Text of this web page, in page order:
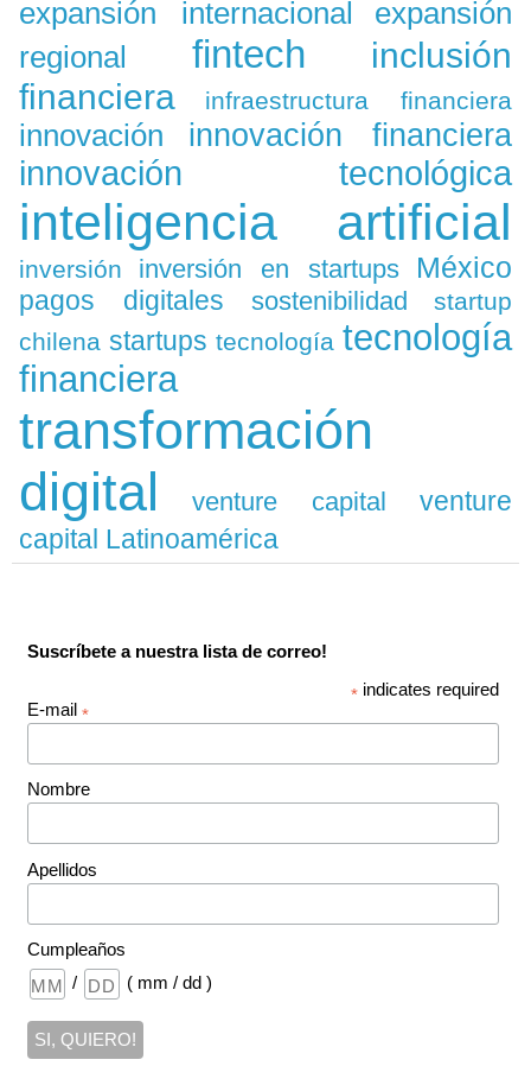
expansión internacional
expansión
regional
fintech
inclusión
financiera
infraestructura financiera
innovación innovación financiera
innovación tecnológica
inteligencia artificial
inversión inversión en startups México
pagos digitales sostenibilidad
startup
chilena startups tecnología tecnología
financiera
transformación
digital
venture capital
venture
capital Latinoamérica
Suscríbete a nuestra lista de correo!
* indicates required
E-mail *
Nombre
Apellidos
Cumpleaños
/
( mm / dd )